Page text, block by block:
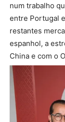
num trabalho
entre Portugal
restantes
espanhol, a
China e com o